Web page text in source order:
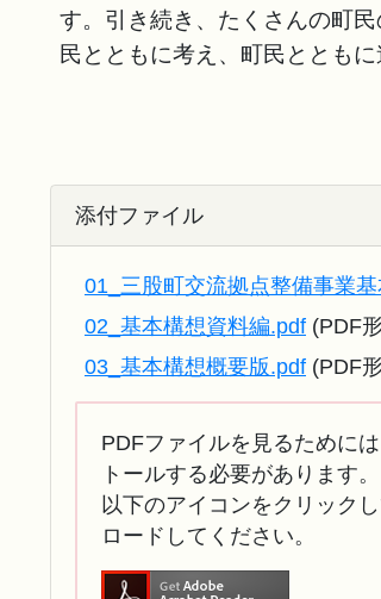
す。引き続き、たくさんの町
民とともに考え、町民ととも
添付ファイル
01_三股町交流拠点整備事業
02_基本構想資料編.pdf (PDF
03_基本構想概要版.pdf (PDF
PDFファイルを見るために
トールする必要があります。
以下のアイコンをクリック
ロードしてください。